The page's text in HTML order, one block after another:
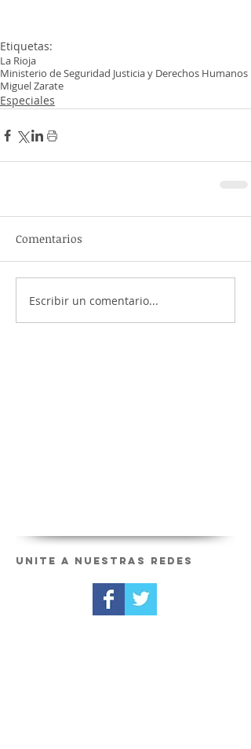
Etiquetas:
La Rioja
Ministerio de Seguridad Justicia y Derechos Humanos
Miguel Zarate
Especiales
Comentarios
Escribir un comentario...
Unite a nuestras redes